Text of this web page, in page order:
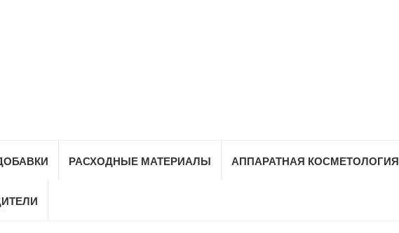
РАСХОДНЫЕ МАТЕРИАЛЫ АППАРАТНАЯ КОСМЕТОЛОГИЯ